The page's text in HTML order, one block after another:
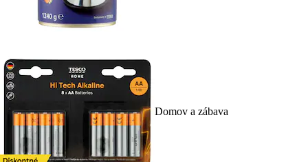
Domov a zábava